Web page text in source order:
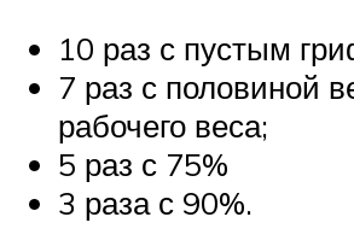
10 раз с пустым
7 раз с половиной
рабочего веса;
5 раз с 75%
3 раза с 90%.